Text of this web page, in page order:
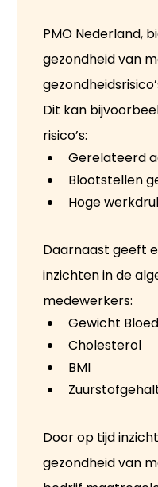
PMO Nederland,
gezondheid van
Dit kan
risico’s:
Gerelateerd
Blootstellen
Hoge
Daarnaast geeft
inzichten in de
medewerkers:
Gewicht
Cholesterol
BMI
Door op tijd
gezondheid van